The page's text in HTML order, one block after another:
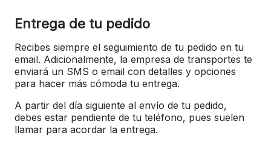
Entrega de tu pedido
Recibes siempre el seguimiento de tu pedido en tu
email. Adicionalmente, la empresa de transportes te
enviará un SMS o email con detalles y opciones
para hacer más cómoda tu entrega.
A partir del día siguiente al envío de tu pedido,
debes estar pendiente de tu teléfono, pues suelen
llamar para acordar la entrega.